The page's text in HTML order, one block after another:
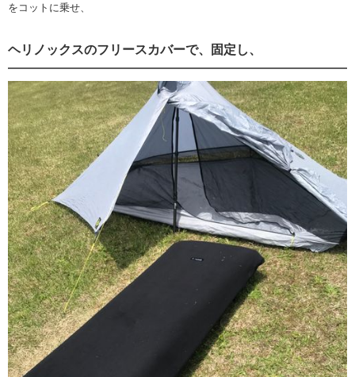
をコットに乗せ、
ヘリノックスのフリースカバーで、固定し、